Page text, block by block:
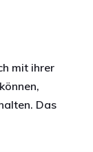
mit ihrer
Das